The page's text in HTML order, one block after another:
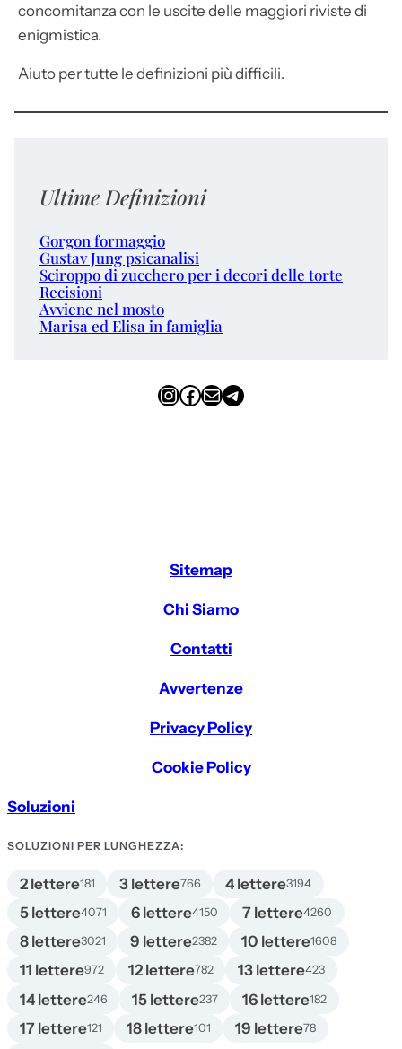
concomitanza con le uscite delle maggiori riviste di
enigmistica.
Aiuto per tutte le definizioni più difficili.
Ultime Definizioni
Gorgon formaggio
Gustav Jung psicanalisi
Sciroppo di zucchero per i decori delle torte
Recisioni
Avviene nel mosto
Marisa ed Elisa in famiglia
InstagramFacebook Email Telegram
Sitemap
Chi Siamo
Contatti
Avvertenze
Privacy Policy
Cookie Policy
Soluzioni
SOLUZIONI PER LUNGHEZZA:
2 lettere181 3 lettere766 4 lettere3194
5 lettere4071 6 lettere4150 7 lettere4260
8 lettere3021 9 lettere2382 10 lettere1608
11 lettere972 12 lettere782 13 lettere423
14 lettere246 15 lettere237 16 lettere182
17 lettere121 18 lettere101 19 lettere78